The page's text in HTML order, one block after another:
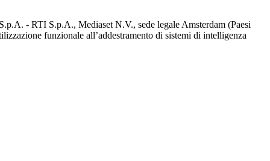
- RTI S.p.A., Mediaset N.V., sede legale Amsterdam (Paesi
funzionale all’addestramento di sistemi di intelligenza